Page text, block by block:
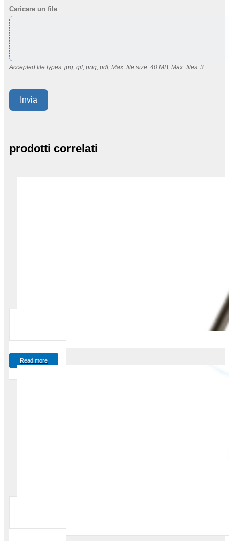
Caricare un file
Accepted file types: jpg, gif, png, pdf, Max. file size: 40 MB, Max. files: 3.
Invia
prodotti correlati
Read more